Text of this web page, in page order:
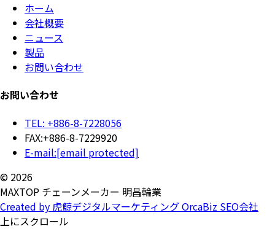
ホーム
会社概要
ニュース
製品
お問い合わせ
お問い合わせ
TEL: +886-8-7228056
FAX:+886-8-7229920
E-mail:[email protected]
© 2026
MAXTOP チェーンメーカー 明昌輪業
Created by 虎鯨デジタルマーケティング OrcaBiz SEO会社
上にスクロール